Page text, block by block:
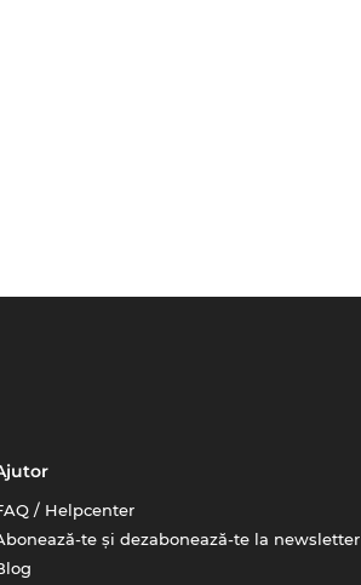
/ Helpcenter
te și dezabonează-te la newsletter